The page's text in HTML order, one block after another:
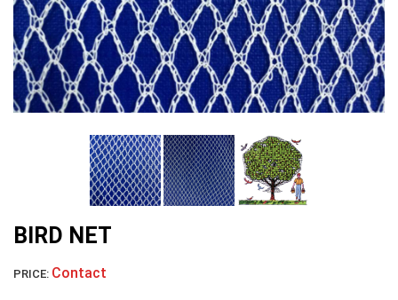
LƯỚI NUÔI TRỒNG HẢI SẢN
LƯỚI CHẮN CHIM
BIRD NET
PRICE: Contact